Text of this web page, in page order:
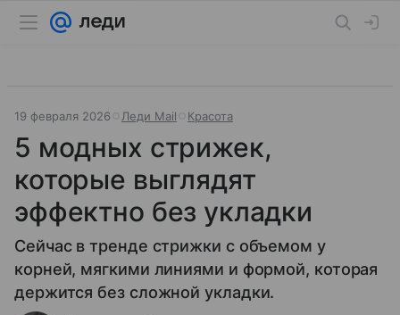
19 февраля 2026 Леди Mail Красота
5 модных стрижек,
которые выглядят
эффектно без укладки
Сейчас в тренде стрижки с объемом у
корней, мягкими линиями и формой, которая
держится без сложной укладки.